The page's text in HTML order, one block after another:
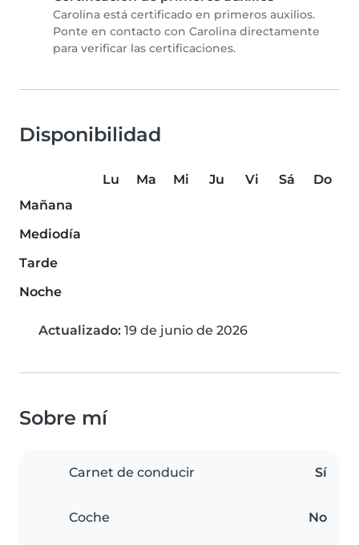
Carolina está certificado en primeros auxilios.
Ponte en contacto con Carolina directamente
para verificar las certificaciones.
Disponibilidad
Lu Ma Mi Ju Vi Sá
Do
Mañana
Mediodía
Tarde
Noche
Actualizado: 19 de junio de 2026
Sobre mí
Carnet de conducir Sí
Coche No